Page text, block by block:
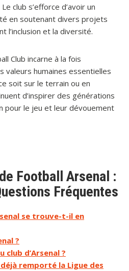
club s’efforce d’avoir un
en soutenant divers projets
l’inclusion et la diversité.
Club incarne à la fois
valeurs humaines essentielles
soit sur le terrain ou en
d’inspirer des générations
pour le jeu et leur dévouement
Football Arsenal :
Fréquentes
se trouve-t-il en
?
club d’Arsenal ?
remporté la Ligue des